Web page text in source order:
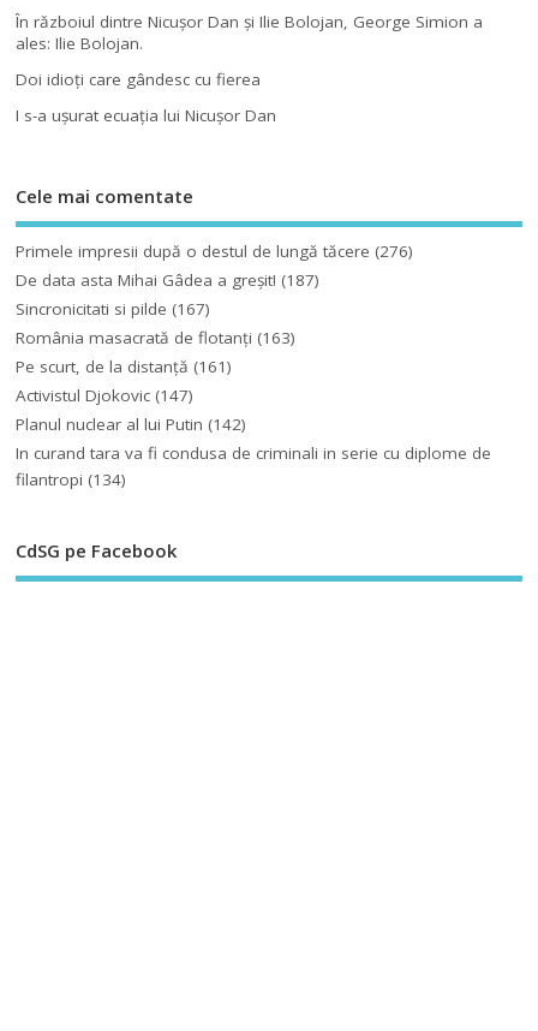
În războiul dintre Nicuşor Dan şi Ilie Bolojan, George Simion a
ales: Ilie Bolojan.
Doi idioţi care gândesc cu fierea
I s-a uşurat ecuaţia lui Nicuşor Dan
Cele mai comentate
Primele impresii după o destul de lungă tăcere (276)
De data asta Mihai Gâdea a greşit! (187)
Sincronicitati si pilde (167)
România masacrată de flotanţi (163)
Pe scurt, de la distanță (161)
Activistul Djokovic (147)
Planul nuclear al lui Putin (142)
In curand tara va fi condusa de criminali in serie cu diplome de
filantropi (134)
CdSG pe Facebook